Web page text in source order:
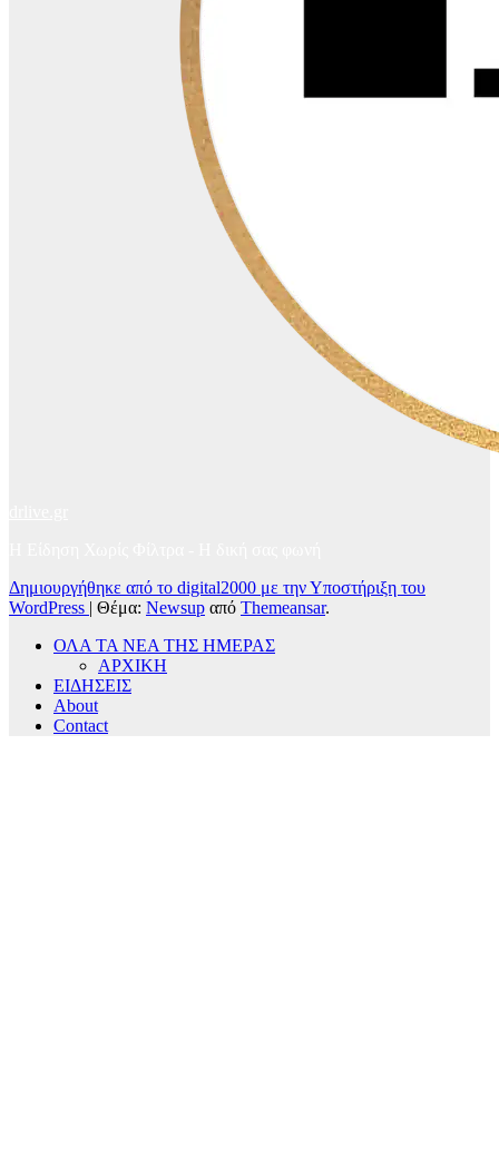
Δημιουργήθηκε από το digital2000 με την Υποστήριξη του
WordPress | Θέμα: Newsup από Themeansar.
ΟΛΑ ΤΑ ΝΕΑ ΤΗΣ ΗΜΕΡΑΣ
ΑΡΧΙΚΗ
ΕΙΔΗΣΕΙΣ
About
Contact